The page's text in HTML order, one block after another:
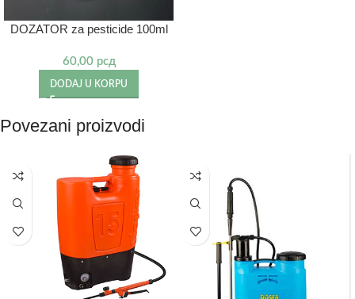
DOZATOR za pesticide 100ml
60,00 рсд
DODAJ U KORPU
Povezani proizvodi